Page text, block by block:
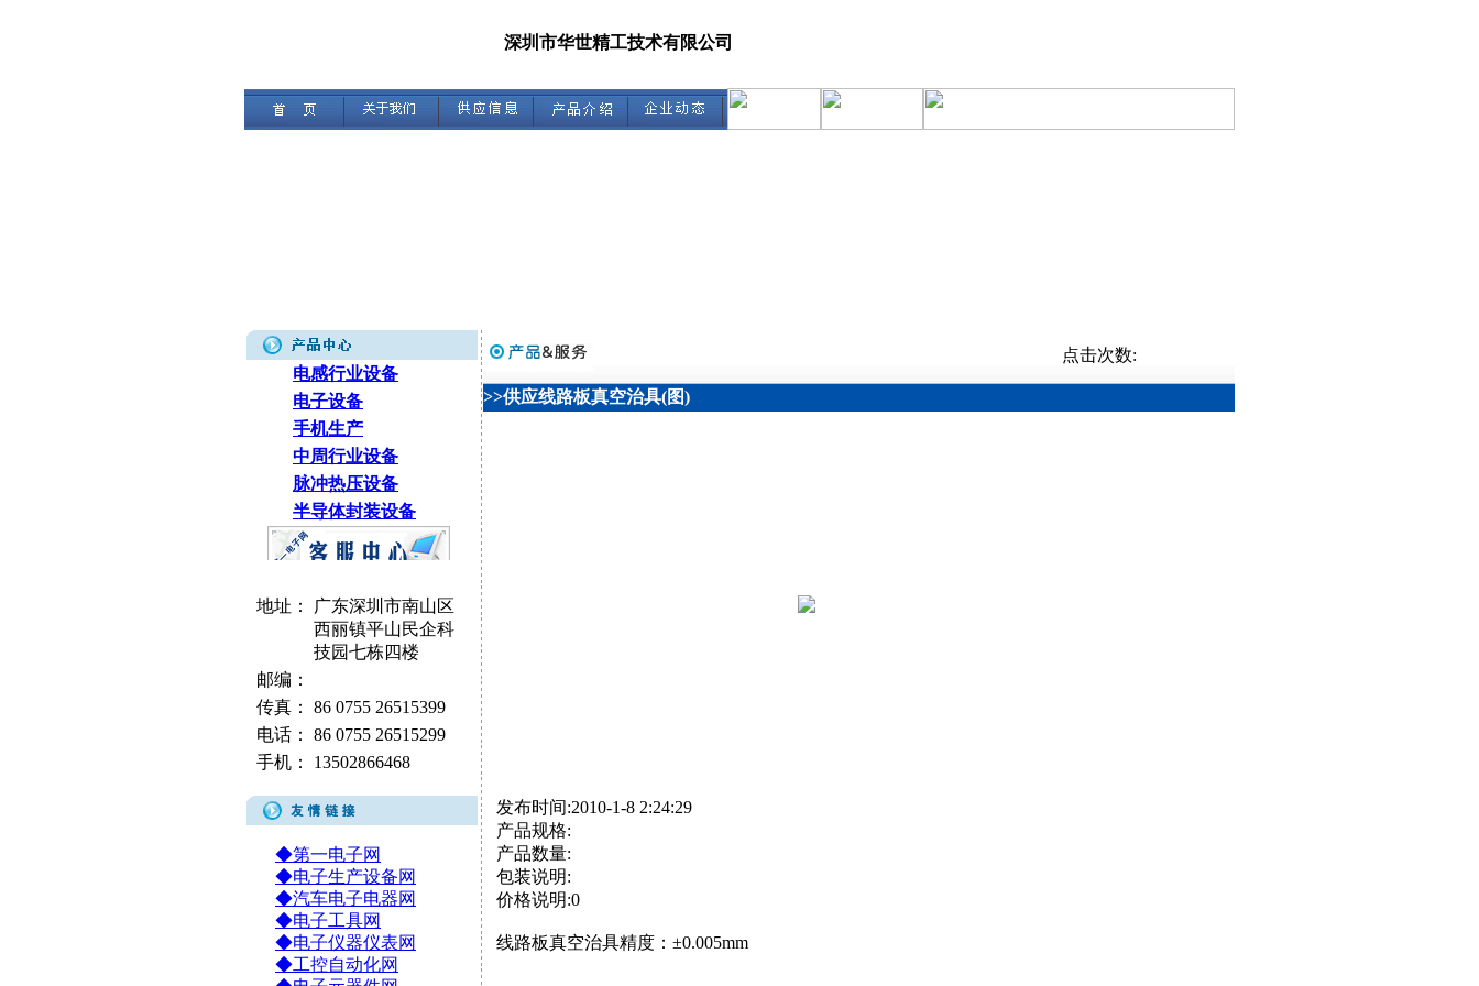
深圳市华世精工技术有限公司
电感行业设备
电子设备
手机生产
中周行业设备
脉冲热压设备
半导体封装设备
地址：
广东深圳市南山区
西丽镇平山民企科
技园七栋四楼
邮编：
传真：
86 0755 26515399
电话：
86 0755 26515299
手机：
13502866468
◆第一电子网
◆电子生产设备网
◆汽车电子电器网
◆电子工具网
◆电子仪器仪表网
◆工控自动化网
点击次数:
>>供应线路板真空治具(图)
发布时间:2010-1-8 2:24:29
产品规格:
产品数量:
包装说明:
价格说明:0
线路板真空治具精度：±0.005mm